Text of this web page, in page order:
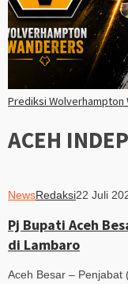
Prediksi Wolverhampton
ACEH
NewsRedaksi22 Juli
Pj Bupati Aceh
di Lambaro
Aceh Besar – Penjabat